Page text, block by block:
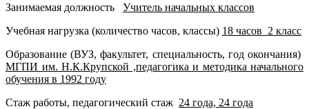
Занимаемая должность Учитель начальных классов
Учебная нагрузка (количество часов, классы) 18 часов 2 класс
Образование (ВУЗ, факультет, специальность, год окончания)
МГПИ им. Н.К.Крупской ,педагогика и методика начального
обучения в 1992 году
Стаж работы, педагогический стаж 24 года, 24 года